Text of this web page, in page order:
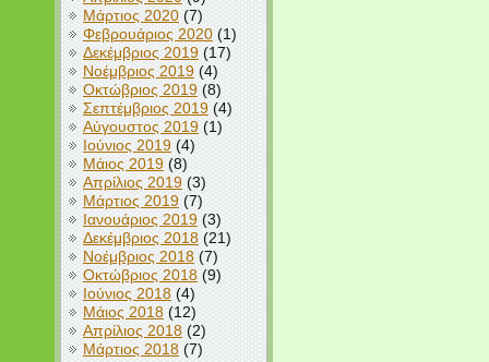
Μάρτιος 2020(7)
Φεβρουάριος 2020(1)
Δεκέμβριος 2019(17)
Νοέμβριος 2019(4)
Οκτώβριος 2019(8)
Σεπτέμβριος 2019(4)
Αύγουστος 2019(1)
Ιούνιος 2019(4)
Μάιος 2019(8)
Απρίλιος 2019(3)
Μάρτιος 2019(7)
Ιανουάριος 2019(3)
Δεκέμβριος 2018(21)
Νοέμβριος 2018(7)
Οκτώβριος 2018(9)
Ιούνιος 2018(4)
Μάιος 2018(12)
Απρίλιος 2018(2)
Μάρτιος 2018(7)